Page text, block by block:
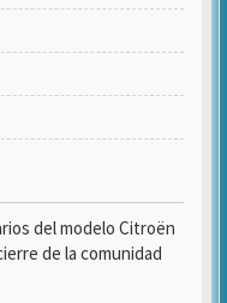
del modelo Citroën
de la comunidad